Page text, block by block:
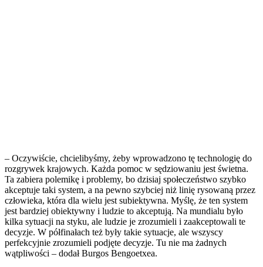
– Oczywiście, chcielibyśmy, żeby wprowadzono tę technologię do
rozgrywek krajowych. Każda pomoc w sędziowaniu jest świetna.
Ta zabiera polemikę i problemy, bo dzisiaj społeczeństwo szybko
akceptuje taki system, a na pewno szybciej niż linię rysowaną przez
człowieka, która dla wielu jest subiektywna. Myślę, że ten system
jest bardziej obiektywny i ludzie to akceptują. Na mundialu było
kilka sytuacji na styku, ale ludzie je zrozumieli i zaakceptowali te
decyzje. W półfinałach też były takie sytuacje, ale wszyscy
perfekcyjnie zrozumieli podjęte decyzje. Tu nie ma żadnych
wątpliwości – dodał Burgos Bengoetxea.